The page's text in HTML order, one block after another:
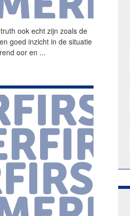
truth ook echt zijn zoals de
goed inzicht in de situatie
oor en ...